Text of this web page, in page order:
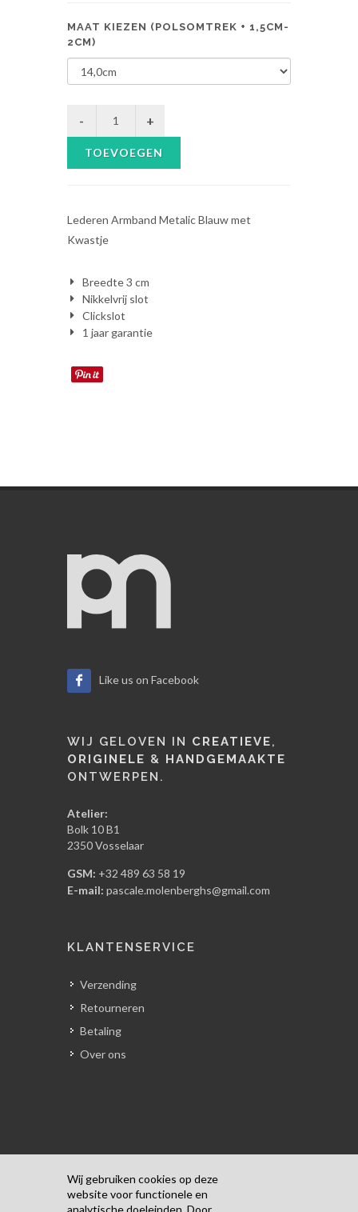
MAAT KIEZEN (POLSOMTREK + 1,5CM-
2CM)
TOEVOEGEN
Lederen Armband Metalic Blauw met
Kwastje
Breedte 3 cm
Nikkelvrij slot
Clickslot
1 jaar garantie
Like us on Facebook
WIJ GELOVEN IN CREATIEVE,
ORIGINELE & HANDGEMAAKTE
ONTWERPEN.
Atelier:
Bolk 10 B1
2350 Vosselaar
GSM: +32 489 63 58 19
E-mail: pascale.molenberghs@gmail.com
KLANTENSERVICE
Verzending
Retourneren
Betaling
Over ons
Wij gebruiken cookies op deze
website voor functionele en
analytische doeleinden. Door